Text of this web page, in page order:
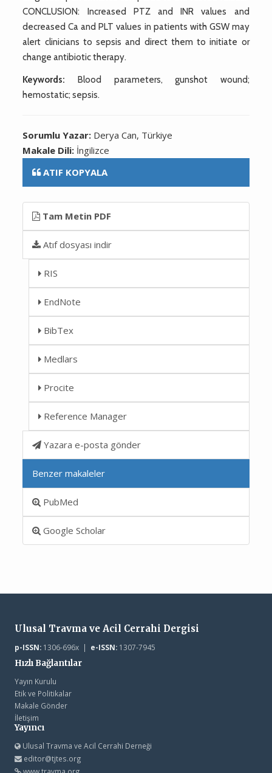
CONCLUSION: Increased PTZ and INR values and
decreased Ca and PLT values in patients with GSW may
alert clinicians to sepsis and direct them to initiate or
change antibiotic therapy.
Keywords: Blood parameters, gunshot wound;
hemostatic; sepsis.
Sorumlu Yazar: Derya Can, Türkiye
Makale Dili: İngilizce
ATIF KOPYALA
Tam Metin PDF
Atıf dosyası indir
RIS
EndNote
BibTex
Medlars
Procite
Reference Manager
Yazara e-posta gönder
Benzer makaleler
PubMed
Google Scholar
Ulusal Travma ve Acil Cerrahi Dergisi
p-ISSN:1306-696x | e-ISSN:1307-7945
Hızlı Bağlantılar
Yayın Kurulu
Etik ve Politikalar
Makale Gönder
İletişim
Yayıncı
Ulusal Travma ve Acil Cerrahi Derneği
editor@tjtes.org
www.travma.org